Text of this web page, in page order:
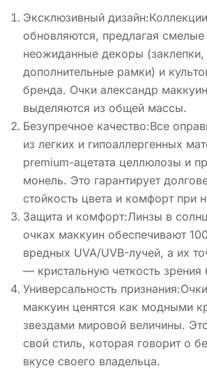
Эксклюзивный
обновляются, предлагая
неожиданные декоры
дополнительные рамки) и
бренда. Очки александр
выделяются из общей массы.
Безупречное качество:Все
из легких и гипоаллергенных
premium-ацетата целлюлозы и
монель. Это гарантирует
стойкость цвета и комфорт при
Защита и комфорт:Линзы в
очках маккуин обеспечивают
вредных UVA/UVB-лучей, а их
— кристальную четкость зрения
Универсальность признания:Очки
маккуин ценятся как модными
звездами мировой величины.
свой стиль, которая говорит о
вкусе своего владельца.